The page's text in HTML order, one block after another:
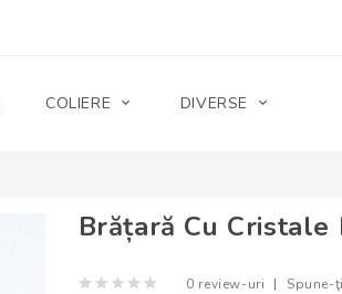
COLIERE DIVERSE
Brățară Cu Cristale
0 review-uri | Spune-